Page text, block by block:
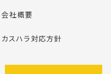
会社概要
カスハラ対応方針